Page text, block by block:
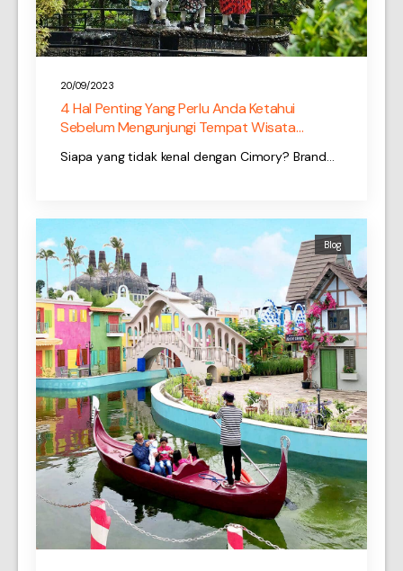
20/09/2023
4 Hal Penting Yang Perlu Anda Ketahui
Sebelum Mengunjungi Tempat Wisata
Siapa yang tidak kenal dengan Cimory? Brand…
Blog